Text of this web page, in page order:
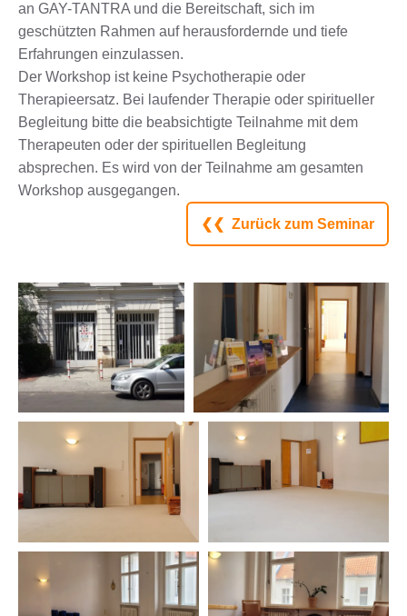
an GAY-TANTRA und die Bereitschaft, sich im
geschützten Rahmen auf herausfordernde und tiefe
Erfahrungen einzulassen.
Der Workshop ist keine Psychotherapie oder
Therapieersatz. Bei laufender Therapie oder spiritueller
Begleitung bitte die beabsichtigte Teilnahme mit dem
Therapeuten oder der spirituellen Begleitung
absprechen. Es wird von der Teilnahme am gesamten
Workshop ausgegangen.
❮❮ Zurück zum Seminar